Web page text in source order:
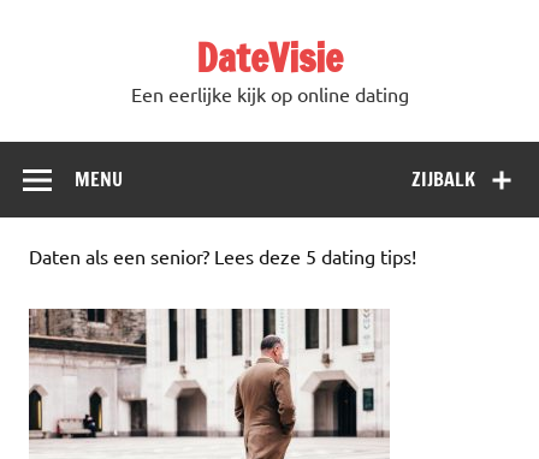
DateVisie
Een eerlijke kijk op online dating
ZIJBALK
MENU
Daten als een senior? Lees deze 5 dating tips!